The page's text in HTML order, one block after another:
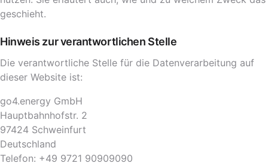
geschieht.
Hinweis zur verantwortlichen Stelle
Die verantwortliche Stelle für die Datenverarbeitung auf
dieser Website ist:
go4.energy GmbH
Hauptbahnhofstr. 2
97424 Schweinfurt
Deutschland
Telefon: +49 9721 90909090